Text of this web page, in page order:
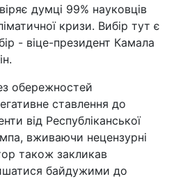
думці 99% науковців
кризи. Вибір тут є
- віце-президент Камала
обережностей
ставлення до
від Республіканської
вживаючи нецензурні
також закликав
байдужими до